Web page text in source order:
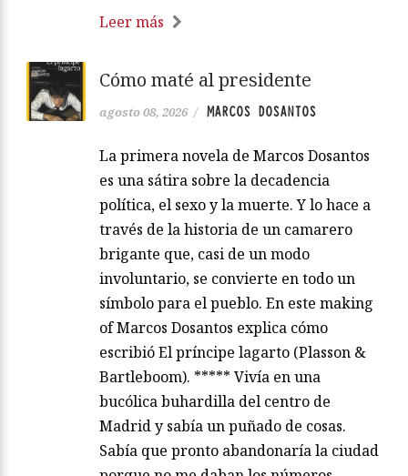
Leer más
Cómo maté al presidente
agosto 08, 2026 / MARCOS DOSANTOS
La primera novela de Marcos Dosantos
es una sátira sobre la decadencia
política, el sexo y la muerte. Y lo hace a
través de la historia de un camarero
brigante que, casi de un modo
involuntario, se convierte en todo un
símbolo para el pueblo. En este making
of Marcos Dosantos explica cómo
escribió El príncipe lagarto (Plasson &
Bartleboom). ***** Vivía en una
bucólica buhardilla del centro de
Madrid y sabía un puñado de cosas.
Sabía que pronto abandonaría la ciudad